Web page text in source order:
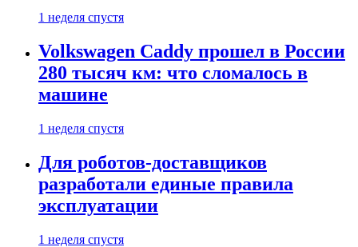
1 неделя спустя
Volkswagen Caddy прошел в России
280 тысяч км: что сломалось в
машине
1 неделя спустя
Для роботов-доставщиков
разработали единые правила
эксплуатации
1 неделя спустя